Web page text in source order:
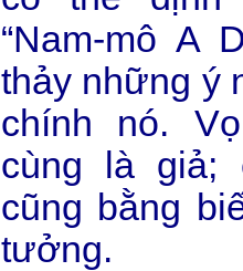
“Nam-mô A
thảy những ý
chính nó.
cùng là giả;
cũng bằng
tưởng.